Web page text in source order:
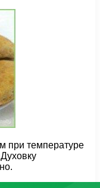
при температуре